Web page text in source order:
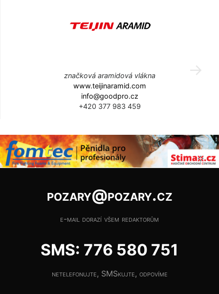
značková aramidová vlákna
www.teijinaramid.com
info@goodpro.cz
+420 377 983 459
pozary@pozary.cz
e-mail dorazí všem redaktorům
SMS: 776 580 751
netelefonujte, SMSkujte, odpovíme